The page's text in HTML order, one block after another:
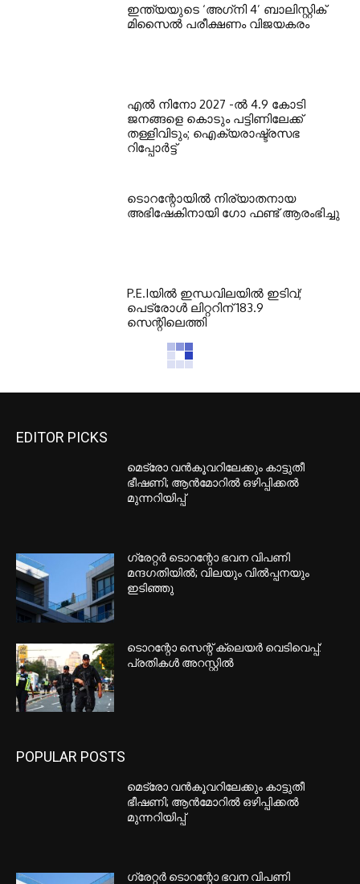
ഇന്ത്യയുടെ ‘അഗ്‌നി 4’ ബാലിസ്റ്റിക്
മിസൈല്‍ പരീക്ഷണം വിജയകരം
എല്‍ നിനോ 2027 -ല്‍ 4.9 കോടി
ജനങ്ങളെ കൊടും പട്ടിണിലേക്ക്
തള്ളിവിടും; ഐക്യരാഷ്ട്രസഭ
റിപ്പോര്‍ട്ട്
ടൊറന്റോയില്‍ നിര്യാതനായ
അഭിഷേകിനായി ഗോ ഫണ്ട് ആരംഭിച്ചു
P.E.Iയില്‍ ഇന്ധവിലയില്‍ ഇടിവ്;
പെട്രോള്‍ ലിറ്ററിന് 183.9
സെന്റിലെത്തി
EDITOR PICKS
മെട്രോ വൻകൂവറിലേക്കും കാട്ടുതീ
ഭീഷണി; ആൻമോറിൽ ഒഴിപ്പിക്കൽ
മുന്നറിയിപ്പ്
ഗ്രേറ്റര്‍ ടൊറന്റോ ഭവന വിപണി
മന്ദഗതിയില്‍; വിലയും വില്‍പ്പനയും
ഇടിഞ്ഞു
ടൊറന്റോ സെന്റ് ക്ലെയര്‍ വെടിവെപ്പ്:
പ്രതികള്‍ അറസ്റ്റില്‍
POPULAR POSTS
മെട്രോ വൻകൂവറിലേക്കും കാട്ടുതീ
ഭീഷണി; ആൻമോറിൽ ഒഴിപ്പിക്കൽ
മുന്നറിയിപ്പ്
ഗ്രേറ്റര്‍ ടൊറന്റോ ഭവന വിപണി